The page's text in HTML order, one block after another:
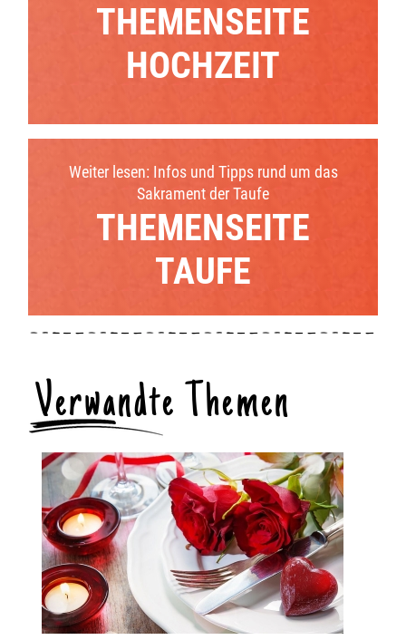
THEMENSEITE
HOCHZEIT
Weiter lesen: Infos und Tipps rund um das
Sakrament der Taufe
THEMENSEITE
TAUFE
Verwandte Themen